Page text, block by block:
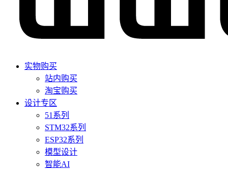
实物购买
站内购买
淘宝购买
设计专区
51系列
STM32系列
ESP32系列
模型设计
智能AI